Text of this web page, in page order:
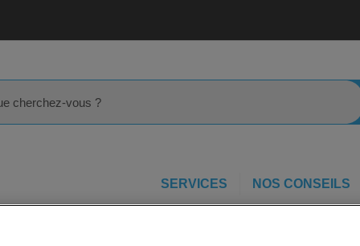
SERVICES NOS CONSEILS
Lot 4 plats glacière décor